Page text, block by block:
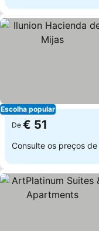
Escolha popular
De € 51
Consulte os preços de